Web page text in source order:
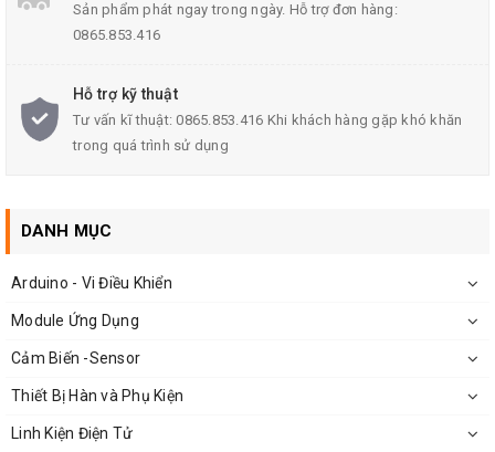
Sản phẩm phát ngay trong ngày. Hỗ trợ đơn hàng:
0865.853.416
Hỗ trợ kỹ thuật
Tư vấn kĩ thuật: 0865.853.416 Khi khách hàng gặp khó khăn
trong quá trình sử dụng
DANH MỤC
Arduino - Vi Điều Khiển
Module Ứng Dụng
Cảm Biến -Sensor
Thiết Bị Hàn và Phụ Kiện
Linh Kiện Điện Tử